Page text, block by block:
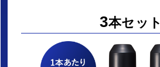
3本セット